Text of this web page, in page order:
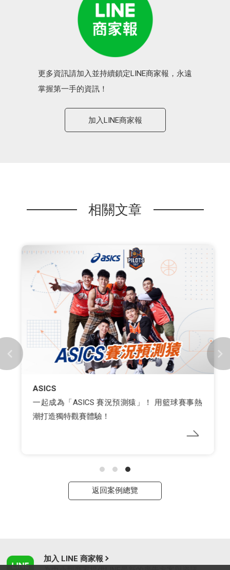
更多資訊請加入並持續鎖定LINE商家報，永遠
掌握第一手的資訊！
加入LINE商家報
相關文章
ASICS
一起成為「ASICS 賽況預測猿」！ 用籃球賽事熱
潮打造獨特觀賽體驗！
返回案例總覽
加入 LINE 商家報